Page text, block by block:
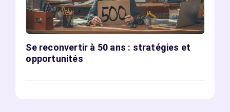
Se reconvertir à 50 ans : stratégies et
opportunités